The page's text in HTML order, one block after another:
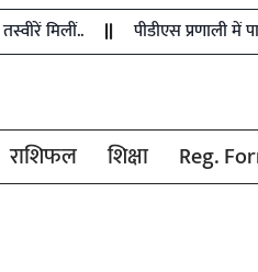
पीडीएस प्रणाली में पारदर्शिता के
राशिफल शिक्षा Reg.